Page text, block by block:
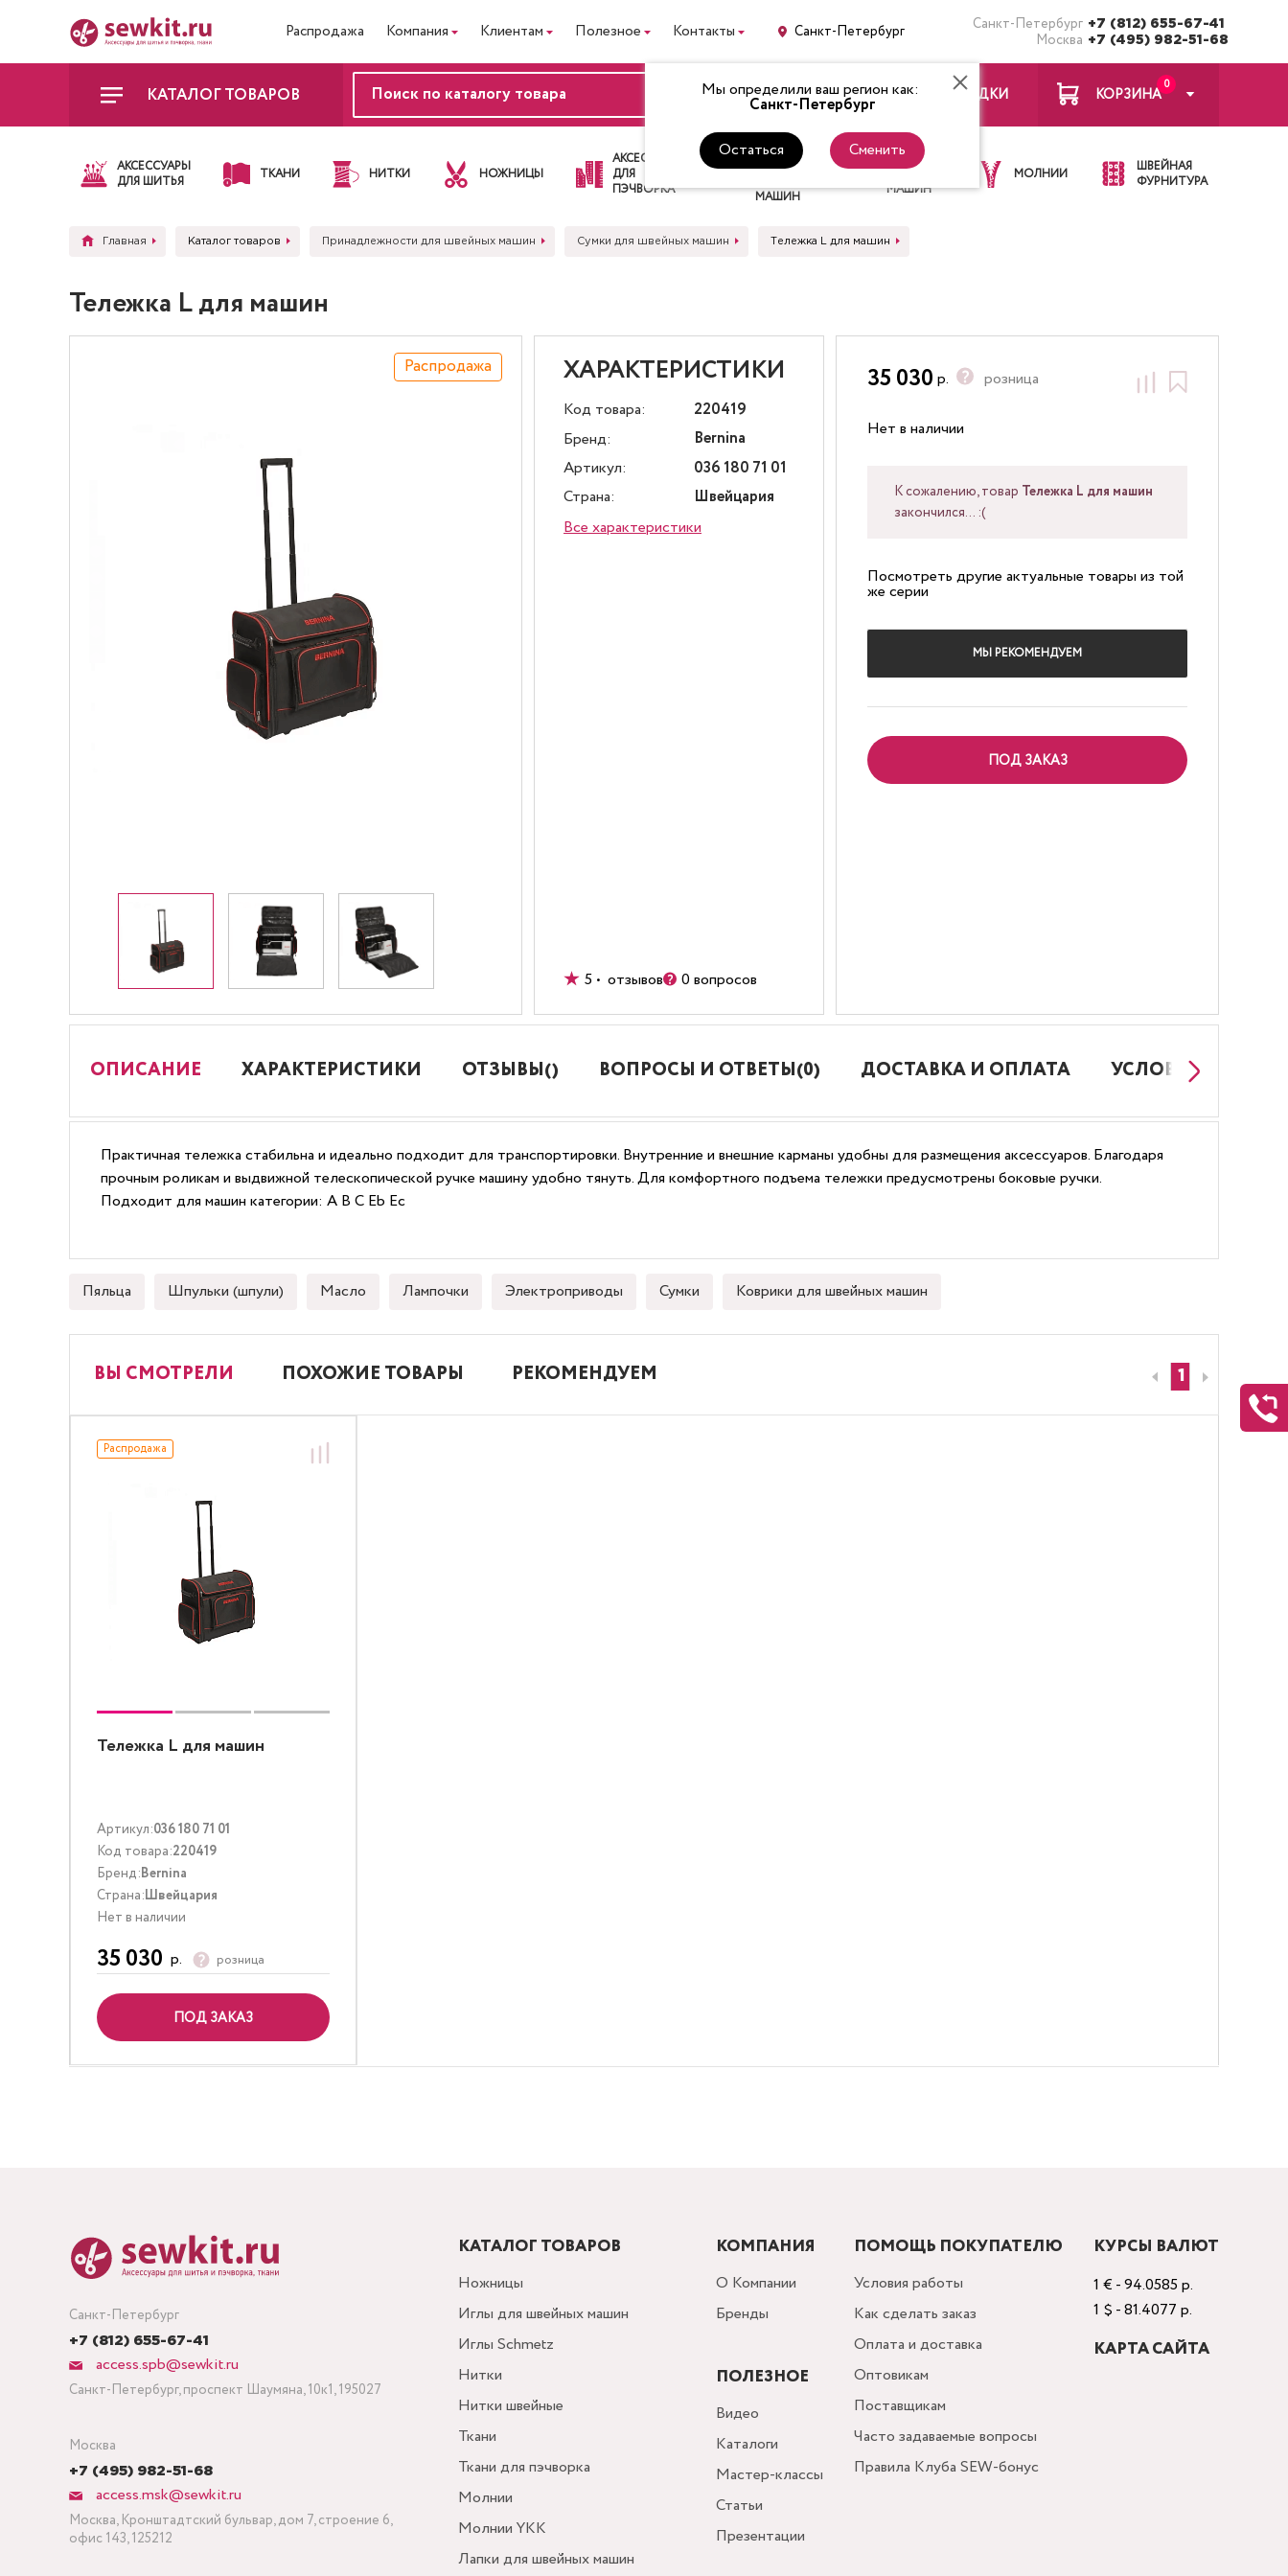
Распродажа Компания Клиентам Полезное Контакты Санкт-Петербург Санкт-Петербург +7 (812) 655-67-41
Москва +7 (495) 982-51-68
Мы определили ваш регион как:
Санкт-Петербург
Остаться Сменить
КАТАЛОГ ТОВАРОВ ВХОД ЗАКЛАДКИ
0
КОРЗИНА
АКСЕССУАРЫ
ДЛЯ ШИТЬЯ
ТКАНИ НИТКИ НОЖНИЦЫ
АКСЕССУАРЫ
ДЛЯ
ПЭЧВОРКА
ЛАПКИ
ДЛЯ
МАШИН
ИГЛЫ ДЛЯ
ШВЕЙНЫХ
МАШИН
МОЛНИИ
ШВЕЙНАЯ
ФУРНИТУРА
Главная Каталог товаров Принадлежности для швейных машин Сумки для швейных машин Тележка L для машин
Тележка L для машин
Распродажа ХАРАКТЕРИСТИКИ
Код товара:
220419
Бренд:
Bernina
Артикул:
036 180 71 01
Страна:
Швейцария
Все характеристики
5 • отзывов 0 вопросов
35 030 р. розница
Нет в наличии
К сожалению, товар Тележка L для машин
закончился... :(
Посмотреть другие актуальные товары из той
же серии
МЫ РЕКОМЕНДУЕМ
ПОД ЗАКАЗ
ОПИСАНИЕ ХАРАКТЕРИСТИКИ ОТЗЫВЫ() ВОПРОСЫ И ОТВЕТЫ(0) ДОСТАВКА И ОПЛАТА УСЛОВИЯ РАБОТЫ
Практичная тележка стабильна и идеально подходит для транспортировки. Внутренние и внешние карманы удобны для размещения аксессуаров. Благодаря
прочным роликам и выдвижной телескопической ручке машину удобно тянуть. Для комфортного подъема тележки предусмотрены боковые ручки.
Подходит для машин категории: A B C Eb Ec
Пяльца Шпульки (шпули) Масло Лампочки Электроприводы Сумки Коврики для швейных машин
ВЫ СМОТРЕЛИ ПОХОЖИЕ ТОВАРЫ РЕКОМЕНДУЕМ
Распродажа
Тележка L для машин
Артикул:036 180 71 01
Код товара:220419
Бренд:Bernina
Страна:Швейцария
Нет в наличии
35 030 р. розница
ПОД ЗАКАЗ
1
Санкт-Петербург
+7 (812) 655-67-41
access.spb@sewkit.ru
Санкт-Петербург, проспект Шаумяна, 10к1, 195027
Москва
+7 (495) 982-51-68
access.msk@sewkit.ru
Москва, Кронштадтский бульвар, дом 7, строение 6,
офис 143, 125212
КАТАЛОГ ТОВАРОВ
Ножницы
Иглы для швейных машин
Иглы Schmetz
Нитки
Нитки швейные
Ткани
Ткани для пэчворка
Молнии
Молнии YKK
Лапки для швейных машин
КОМПАНИЯ
О Компании
Бренды
ПОЛЕЗНОЕ
Видео
Каталоги
Мастер-классы
Статьи
Презентации
ПОМОЩЬ ПОКУПАТЕЛЮ
Условия работы
Как сделать заказ
Оплата и доставка
Оптовикам
Поставщикам
Часто задаваемые вопросы
Правила Клуба SEW-бонус
КУРСЫ ВАЛЮТ
1 € - 94.0585 р.
1 $ - 81.4077 р.
КАРТА САЙТА